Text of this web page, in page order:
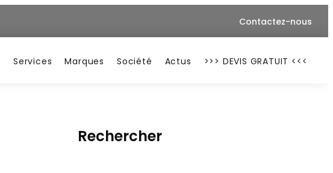
Contactez-nous
Services Marques Société Actus >>> DEVIS GRATUIT <<<
Rechercher